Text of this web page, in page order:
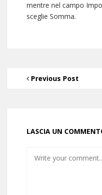
mentre nel campo
sceglie Somma.
Previous Post
LASCIA UN